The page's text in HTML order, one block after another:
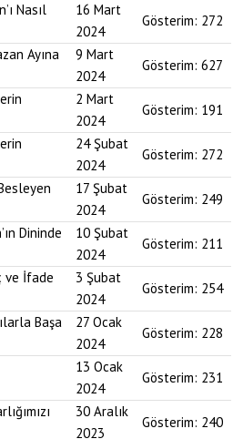
Nasıl
16 Mart
2024
Gösterim: 272
Ayına
9 Mart
2024
Gösterim: 627
2 Mart
2024
Gösterim: 191
24 Şubat
2024
Gösterim: 272
17 Şubat
2024
Gösterim: 249
Dininde
10 Şubat
2024
Gösterim: 211
ve İfade
3 Şubat
2024
Gösterim: 254
Başa
27 Ocak
2024
Gösterim: 228
13 Ocak
2024
Gösterim: 231
30 Aralık
2023
Gösterim: 240